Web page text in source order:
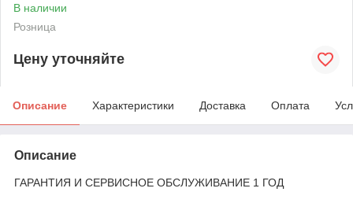
В наличии
Розница
Цену уточняйте
Описание Характеристики Доставка Оплата
Описание
ГАРАНТИЯ И СЕРВИСНОЕ ОБСЛУЖИВАНИЕ 1 ГОД